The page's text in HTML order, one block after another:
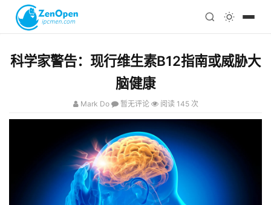
科技
心理
注册
科学家警告：现行维生素B12指南或威胁大
脑健康
Mark Do 暂无评论 阅读 145 次